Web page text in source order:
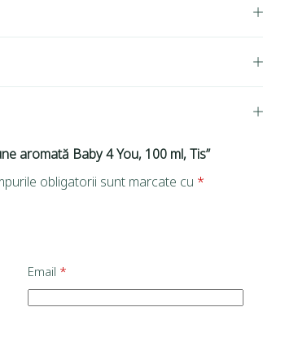
aromată Baby 4 You, 100 ml, Tis”
obligatorii sunt marcate cu *
Email *